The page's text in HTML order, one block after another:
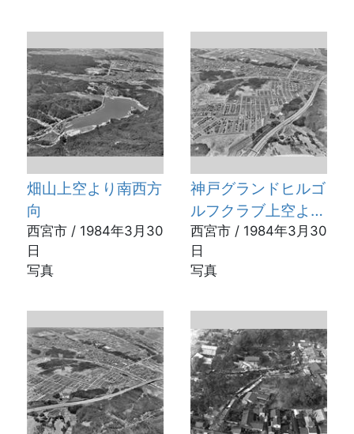
畑山上空より南西方
向
西宮市 / 1984年3月30
日
写真
神戸グランドヒルゴ
ルフクラブ上空より
西方向
西宮市 / 1984年3月30
日
写真